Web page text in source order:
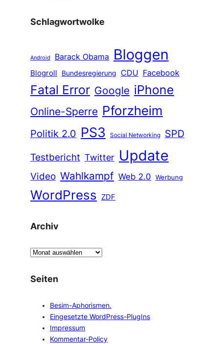
Schlagwortwolke
Android Barack Obama Bloggen
Blogroll Bundesregierung CDU Facebook
Fatal Error Google iPhone
Online-Sperre Pforzheim
Politik 2.0 PS3 Social Networking
SPD
Testbericht Twitter Update
Video Wahlkampf Web 2.0 Werbung
WordPress ZDF
Archiv
A
c
Seiten
Besim-Aphorismen.
Eingesetzte WordPress-PlugIns
Impressum
Kommentar-Policy